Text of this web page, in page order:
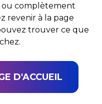
complètement
revenir à la page
trouver ce que
D'ACCUEIL